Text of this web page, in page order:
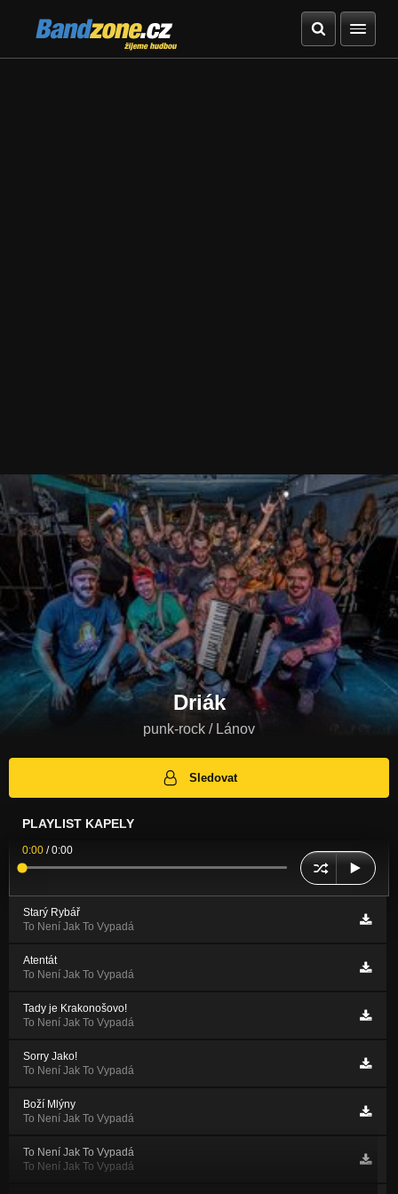
Bandzone.cz
žijeme hudbou
Driák
punk-rock / Lánov
Sledovat
PLAYLIST KAPELY
0:00 /0:00
Starý Rybář
To Není Jak To Vypadá
Atentát
To Není Jak To Vypadá
Tady je Krakonošovo!
To Není Jak To Vypadá
Sorry Jako!
To Není Jak To Vypadá
Boží Mlýny
To Není Jak To Vypadá
To Není Jak To Vypadá
To Není Jak To Vypadá